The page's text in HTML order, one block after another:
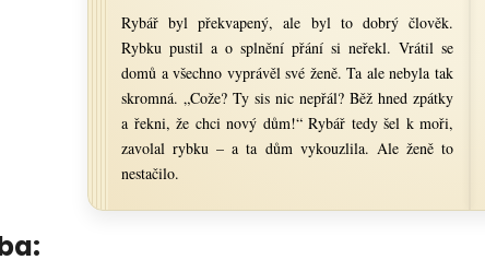
Rybář byl překvapený, ale byl to dobrý člověk.
Rybku pustil a o splnění přání si neřekl. Vrátil se
domů a všechno vyprávěl své ženě. Ta ale nebyla tak
skromná. „Cože? Ty sis nic nepřál? Běž hned zpátky
a řekni, že chci nový dům!“ Rybář tedy šel k moři,
zavolal rybku – a ta dům vykouzlila. Ale ženě to
nestačilo.